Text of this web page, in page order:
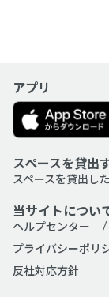
アプリ
スペースを貸出
スペースを貸出し
当サイトについ
ヘルプセンター
プライバシーポリ
反社対応方針